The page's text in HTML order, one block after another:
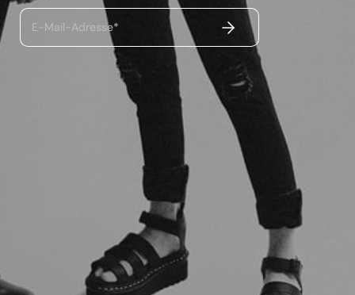
E-Mail-Adresse* ABSENDEN